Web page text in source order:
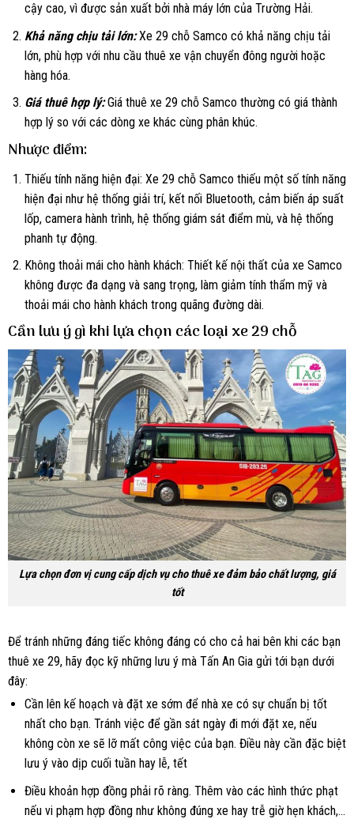
cậy cao, vì được sản xuất bởi nhà máy lớn của Trường Hải.
Khả năng chịu tải lớn:Xe 29 chỗ Samco có khả năng chịu tải
lớn, phù hợp với nhu cầu thuê xe vận chuyển đông người hoặc
hàng hóa.
Giá thuê hợp lý:Giá thuê xe 29 chỗ Samco thường có giá thành
hợp lý so với các dòng xe khác cùng phân khúc.
Nhược điểm:
Thiếu tính năng hiện đại: Xe 29 chỗ Samco thiếu một số tính năng
hiện đại như hệ thống giải trí, kết nối Bluetooth, cảm biến áp suất
lốp, camera hành trình, hệ thống giám sát điểm mù, và hệ thống
phanh tự động.
Không thoải mái cho hành khách: Thiết kế nội thất của xe Samco
không được đa dạng và sang trọng, làm giảm tính thẩm mỹ và
thoải mái cho hành khách trong quãng đường dài.
Cần lưu ý gì khi lựa chọn các loại xe 29 chỗ
Lựa chọn đơn vị cung cấp dịch vụ cho thuê xe đảm bảo chất lượng, giá
tốt
Để tránh những đáng tiếc không đáng có cho cả hai bên khi các bạn
thuê xe 29, hãy đọc kỹ những lưu ý mà Tấn An Gia gửi tới bạn dưới
đây:
Cần lên kế hoạch và đặt xe sớm để nhà xe có sự chuẩn bị tốt
nhất cho bạn. Tránh việc để gần sát ngày đi mới đặt xe, nếu
không còn xe sẽ lỡ mất công việc của bạn. Điều này cần đặc biệt
lưu ý vào dịp cuối tuần hay lễ, tết
Điều khoản hợp đồng phải rõ ràng. Thêm vào các hình thức phạt
nếu vi phạm hợp đồng như không đúng xe hay trễ giờ hẹn khách,…